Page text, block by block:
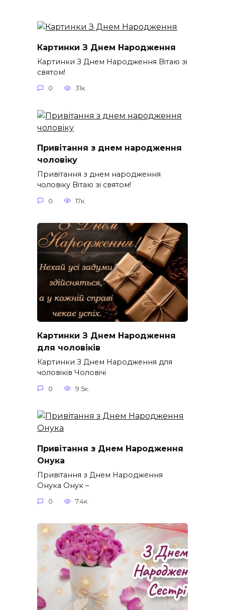
Картинки З Днем Народження
Картинки З Днем Народження Вітаю зі
святом!
0 31к.
Привітання з днем народження
чоловіку
Привітання з днем народження
чоловіку Вітаю зі святом!
0 17к.
Картинки З Днем Народження
для чоловіків​
Картинки З Днем Народження для
чоловіків​ Чоловічі
0 9.5к.
Привітання з Днем Народження
Онука
Привітання з Днем Народження
Онука Онук –
0 7.4к.